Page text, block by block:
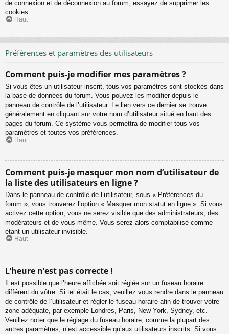
de connexion et de déconnexion au forum, essayez de supprimer les
cookies.
Haut
Préférences et paramètres des utilisateurs
Comment puis-je modifier mes paramètres ?
Si vous êtes un utilisateur inscrit, tous vos paramètres sont stockés dans
la base de données du forum. Vous pouvez les modifier depuis le
panneau de contrôle de l’utilisateur. Le lien vers ce dernier se trouve
généralement en cliquant sur votre nom d’utilisateur situé en haut des
pages du forum. Ce système vous permettra de modifier tous vos
paramètres et toutes vos préférences.
Haut
Comment puis-je masquer mon nom d’utilisateur de
la liste des utilisateurs en ligne ?
Dans le panneau de contrôle de l’utilisateur, sous « Préférences du
forum », vous trouverez l’option « Masquer mon statut en ligne ». Si vous
activez cette option, vous ne serez visible que des administrateurs, des
modérateurs et de vous-même. Vous serez alors comptabilisé comme
étant un utilisateur invisible.
Haut
L’heure n’est pas correcte !
Il est possible que l’heure affichée soit réglée sur un fuseau horaire
différent du vôtre. Si tel était le cas, veuillez vous rendre dans le panneau
de contrôle de l’utilisateur et régler le fuseau horaire afin de trouver votre
zone adéquate, par exemple Londres, Paris, New York, Sydney, etc.
Veuillez noter que le réglage du fuseau horaire, comme la plupart des
autres paramètres, n’est accessible qu’aux utilisateurs inscrits. Si vous